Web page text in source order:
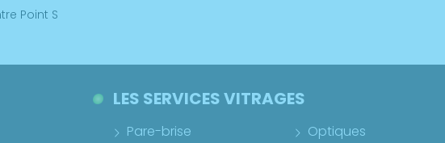
Point S
LES SERVICES VITRAGES
Pare-brise
Optiques